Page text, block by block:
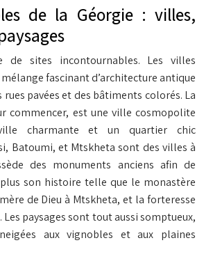
de la Géorgie : villes,
de sites incontournables. Les villes
fascinant d’architecture antique
pavées et des bâtiments colorés. La
commencer, est une ville cosmopolite
charmante et un quartier chic
Batoumi, et Mtskheta sont des villes à
des monuments anciens afin de
son histoire telle que le monastère
de Dieu à Mtskheta, et la forteresse
paysages sont tout aussi somptueux,
aux vignobles et aux plaines